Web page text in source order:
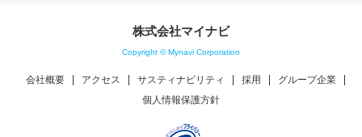
株式会社マイナビ
Copyright © Mynavi Corporation
会社概要 アクセス サスティナビリティ 採用
グループ企業
個人情報保護方針